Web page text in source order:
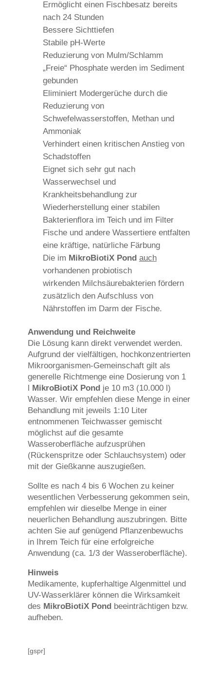
Ermöglicht einen Fischbesatz bereits
nach 24 Stunden
Bessere Sichttiefen
Stabile pH-Werte
Reduzierung von Mulm/Schlamm
„Freie“ Phosphate werden im Sediment
gebunden
Eliminiert Modergerüche durch die
Reduzierung von
Schwefelwasserstoffen, Methan und
Ammoniak
Verhindert einen kritischen Anstieg von
Schadstoffen
Eignet sich sehr gut nach
Wasserwechsel und
Krankheitsbehandlung zur
Wiederherstellung einer stabilen
Bakterienflora im Teich und im Filter
Fische und andere Wassertiere entfalten
eine kräftige, natürliche Färbung
Die im MikroBiotiX Pond auch
vorhandenen probiotisch
wirkenden Milchsäurebakterien fördern
zusätzlich den Aufschluss von
Nährstoffen im Darm der Fische.
Anwendung und Reichweite
Die Lösung kann direkt verwendet werden.
Aufgrund der vielfältigen, hochkonzentrierten
Mikroorganismen-Gemeinschaft gilt als
generelle Richtmenge eine Dosierung von 1
l MikroBiotiX Pondje 10 m3 (10.000 l)
Wasser. Wir empfehlen diese Menge in einer
Behandlung mit jeweils 1:10 Liter
entnommenen Teichwasser gemischt
möglichst auf die gesamte
Wasseroberfläche aufzusprühen
(Rückenspritze oder Schlauchsystem) oder
mit der Gießkanne auszugießen.
Sollte es nach 4 bis 6 Wochen zu keiner
wesentlichen Verbesserung gekommen sein,
empfehlen wir dieselbe Menge in einer
neuerlichen Behandlung auszubringen. Bitte
achten Sie auf genügend Pflanzenbewuchs
in Ihrem Teich für eine erfolgreiche
Anwendung (ca. 1/3 der Wasseroberfläche).
Hinweis
Medikamente, kupferhaltige Algenmittel und
UV-Wasserklärer können die Wirksamkeit
des MikroBiotiX Pondbeeinträchtigen bzw.
aufheben.
[gspr]